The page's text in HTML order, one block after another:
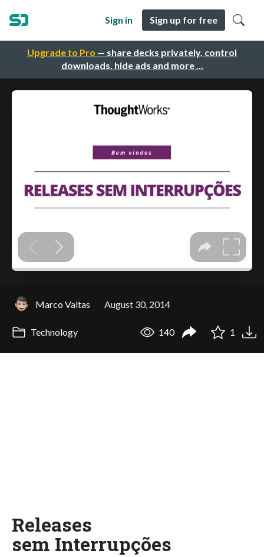
Upgrade to Pro — share decks privately, control
downloads, hide ads and more …
Sign in Sign up for free
Marco Valtas August 30, 2014
Technology 140 1
Releases
sem Interrupções